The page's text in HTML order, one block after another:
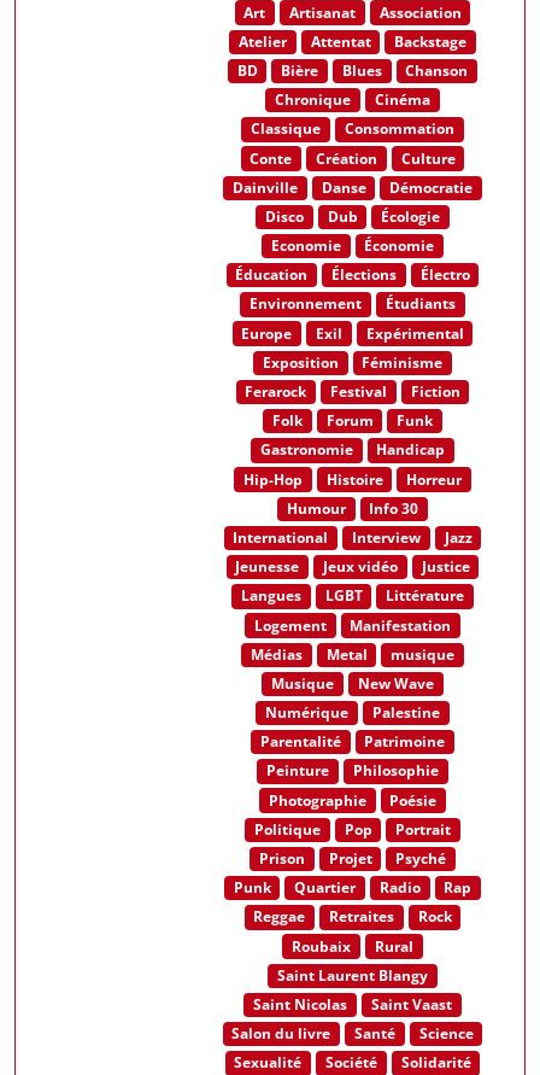
Art
Artisanat
Association
Atelier
Attentat
Backstage
BD
Bière Blues
Chanson
Chronique
Cinéma
Classique
Consommation
Conte
Création
Culture
Dainville
Danse
Démocratie
Disco
Dub
Écologie
Economie
Économie
Éducation
Élections
Électro
Environnement
Étudiants
Europe
Exil
Expérimental
Exposition
Féminisme
Ferarock
Festival
Fiction
Folk
Forum
Funk
Gastronomie
Handicap
Hip-Hop
Histoire
Horreur
Humour
Info 30
International
Interview
Jazz
Jeunesse
Jeux vidéo
Justice
Langues
LGBT
Littérature
Logement
Manifestation
Médias
Metal
musique
Musique
New Wave
Numérique
Palestine
Parentalité
Patrimoine
Peinture
Philosophie
Photographie
Poésie
Politique
Pop
Portrait
Prison
Projet
Psyché
Punk
Quartier Radio
Rap
Reggae
Retraites
Rock
Roubaix
Rural
Saint Laurent Blangy
Saint Nicolas
Saint Vaast
Salon du livre
Santé
Science
Sexualité
Société
Solidarité